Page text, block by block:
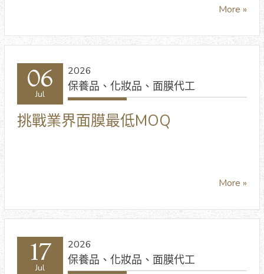
More »
06
Jul
2026
保養品、化妝品、面膜代工
挑戰業界面膜最低MOQ
More »
17
Jul
2026
保養品、化妝品、面膜代工